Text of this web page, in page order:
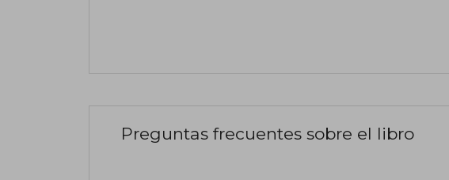
Preguntas frecuentes sobre el libro